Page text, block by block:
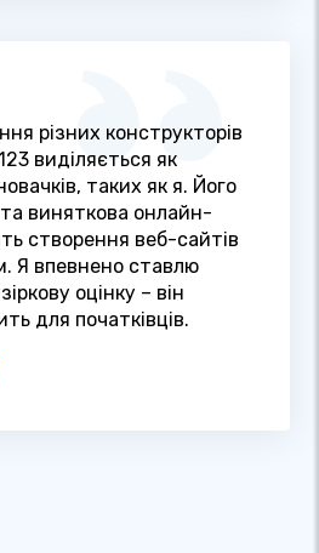
різних конструкторів
виділяється як
таких як я. Його
виняткова онлайн-
створення веб-сайтів
Я впевнено ставлю
оцінку – він
для початківців.